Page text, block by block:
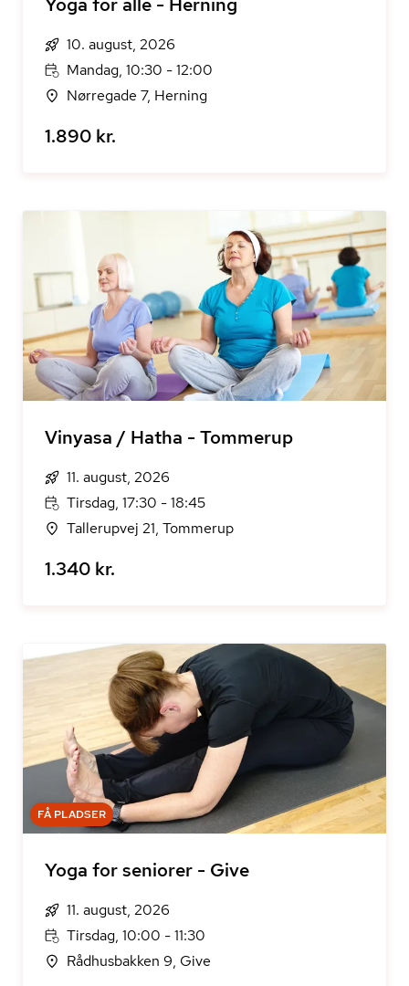
10. august, 2026
Mandag, 10:30 - 12:00
Nørregade 7, Herning
1.890 kr.
Vinyasa / Hatha - Tommerup
11. august, 2026
Tirsdag, 17:30 - 18:45
Tallerupvej 21, Tommerup
1.340 kr.
FÅ PLADSER
Yoga for seniorer - Give
11. august, 2026
Tirsdag, 10:00 - 11:30
Rådhusbakken 9, Give